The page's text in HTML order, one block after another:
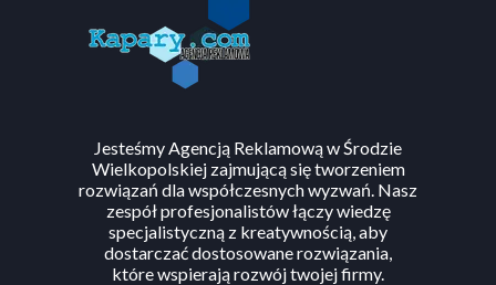
Jesteśmy Agencją Reklamową w Środzie
Wielkopolskiej zajmującą się tworzeniem
rozwiązań dla współczesnych wyzwań. Nasz
zespół profesjonalistów łączy wiedzę
specjalistyczną z kreatywnością, aby
dostarczać dostosowane rozwiązania,
które wspierają rozwój twojej firmy.
Wszystkie prawa zastrzeżone ©
korzysta z plikówcookieszgodnie z